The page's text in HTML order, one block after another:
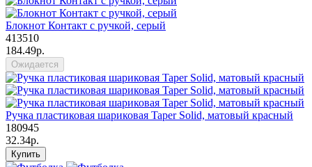
Блокнот Контакт с ручкой, серый
413510
184.49р.
Ожидается
Ручка пластиковая шариковая Taper Solid, матовый красный
180945
32.34р.
Купить